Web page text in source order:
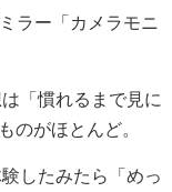
ラー「カメラモニ
「慣れるまで見に
のがほとんど。
したみたら「めっ